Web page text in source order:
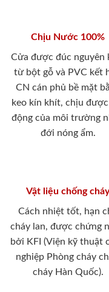
Chịu Nước 100%
Cửa được đúc nguyên
từ bột gỗ và PVC kết
CN cán phủ bề mặt
keo kín khít, chịu
động của môi trường
đới nóng ẩm.
Vật liệu chống cháy
Cách nhiệt tốt, hạn
cháy lan, được chứng
bởi KFI (Viện kỹ thuật
nghiệp Phòng cháy
cháy Hàn Quốc).